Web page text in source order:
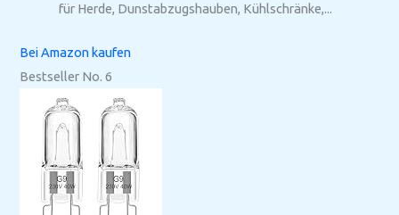
für Herde, Dunstabzugshauben, Kühlschränke,...
Bei Amazon kaufen
Bestseller No. 6